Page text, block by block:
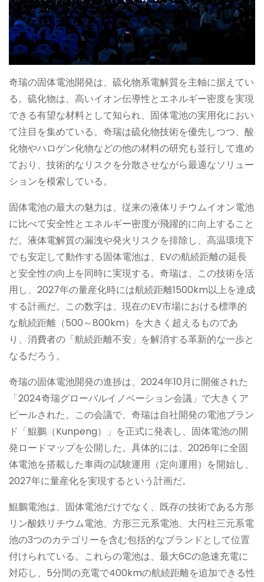
奇瑞の固体電池開発は、硫化物系電解質を主軸に据えてい
る。硫化物は、高いイオン伝導性とエネルギー密度を実現
できる有望な材料として知られ、固体電池の実用化におい
て注目を集めている。奇瑞は硫化物技術を優先しつつ、酸
化物やハロゲン化物などの他の材料の研究も並行して進め
ており、技術的なリスクを分散させながら最適なソリュー
ションを模索している。
固体電池の最大の魅力は、従来の液体リチウムイオン電池
に比べて安全性とエネルギー密度が飛躍的に向上すること
だ。液体電解質の漏洩や発火リスクを排除し、高温環境下
でも安定して動作する固体電池は、EVの航続距離の延長
と安全性の向上を同時に実現する。奇瑞は、この技術を活
用し、2027年の量産化時には航続距離1500km以上を達成
する計画だ。この数字は、現在のEV市場における標準的
な航続距離（500～800km）を大きく超えるものであ
り、消費者の「航続距離不安」を解消する革新的な一歩と
なるだろう。
奇瑞の固体電池開発の進捗は、2024年10月に開催された
「2024奇瑞グローバルイノベーション会議」で大きくア
ピールされた。この会議で、奇瑞は自社開発の電池ブラン
ド「鯤鵬（Kunpeng）」を正式に発表し、固体電池の開
発ロードマップを公開した。具体的には、2026年に全固
体電池を搭載した車両の試験運用（定向運用）を開始し、
2027年に量産化を実現するという計画だ。
鯤鵬電池は、固体電池だけでなく、既存の技術である方形
リン酸鉄リチウム電池、方形三元系電池、大円柱三元系電
池の3つのカテゴリーを含む包括的なブランドとして位置
付けられている。これらの電池は、最大6Cの急速充電に
対応し、5分間の充電で400kmの航続距離を追加できる性